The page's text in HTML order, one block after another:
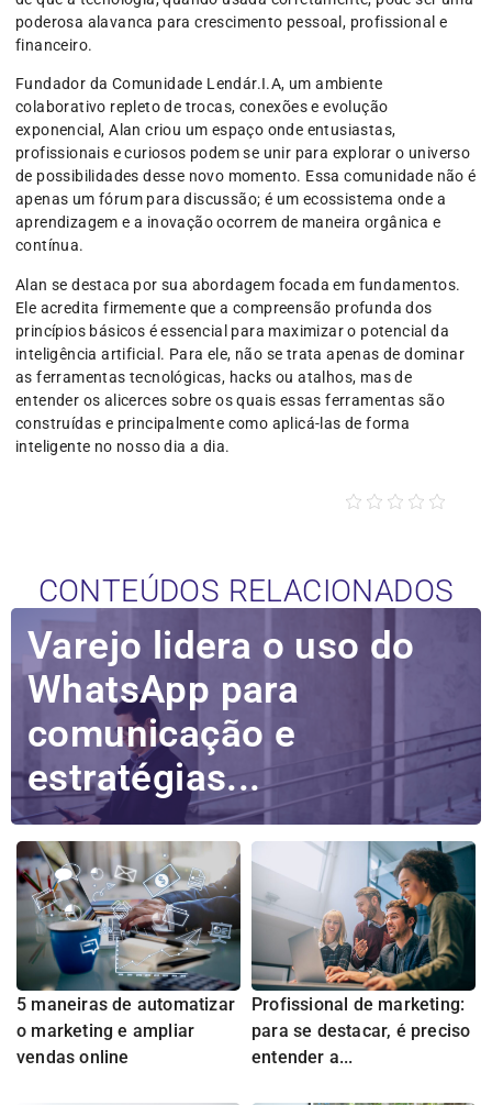
poderosa alavanca para crescimento pessoal, profissional e
financeiro.
Fundador da Comunidade Lendár.I.A, um ambiente
colaborativo repleto de trocas, conexões e evolução
exponencial, Alan criou um espaço onde entusiastas,
profissionais e curiosos podem se unir para explorar o universo
de possibilidades desse novo momento. Essa comunidade não é
apenas um fórum para discussão; é um ecossistema onde a
aprendizagem e a inovação ocorrem de maneira orgânica e
contínua.
Alan se destaca por sua abordagem focada em fundamentos.
Ele acredita firmemente que a compreensão profunda dos
princípios básicos é essencial para maximizar o potencial da
inteligência artificial. Para ele, não se trata apenas de dominar
as ferramentas tecnológicas, hacks ou atalhos, mas de
entender os alicerces sobre os quais essas ferramentas são
construídas e principalmente como aplicá-las de forma
inteligente no nosso dia a dia.
CONTEÚDOS RELACIONADOS
Varejo lidera o uso do
WhatsApp para
comunicação e
estratégias...
5 maneiras de automatizar
o marketing e ampliar
vendas online
Profissional de marketing:
para se destacar, é preciso
entender a...